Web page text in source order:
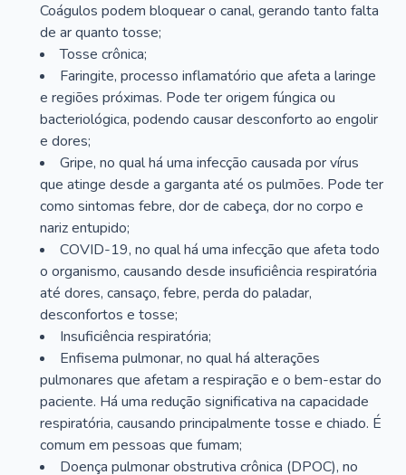
Coágulos podem bloquear o canal, gerando tanto falta
de ar quanto tosse;
Tosse crônica;
Faringite, processo inflamatório que afeta a laringe
e regiões próximas. Pode ter origem fúngica ou
bacteriológica, podendo causar desconforto ao engolir
e dores;
Gripe, no qual há uma infecção causada por vírus
que atinge desde a garganta até os pulmões. Pode ter
como sintomas febre, dor de cabeça, dor no corpo e
nariz entupido;
COVID-19, no qual há uma infecção que afeta todo
o organismo, causando desde insuficiência respiratória
até dores, cansaço, febre, perda do paladar,
desconfortos e tosse;
Insuficiência respiratória;
Enfisema pulmonar, no qual há alterações
pulmonares que afetam a respiração e o bem-estar do
paciente. Há uma redução significativa na capacidade
respiratória, causando principalmente tosse e chiado. É
comum em pessoas que fumam;
Doença pulmonar obstrutiva crônica (DPOC), no